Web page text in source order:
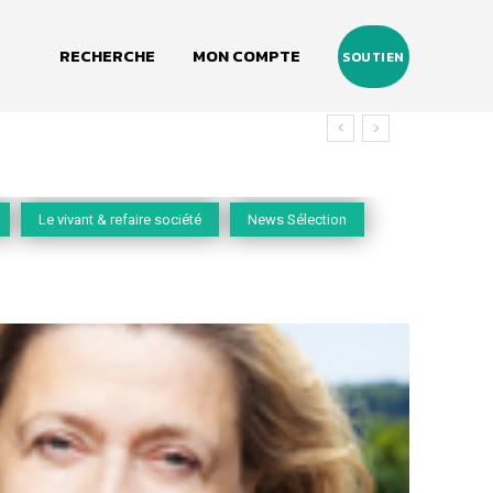
RECHERCHE MON COMPTE SOUTIEN
Le vivant & refaire société News Sélection